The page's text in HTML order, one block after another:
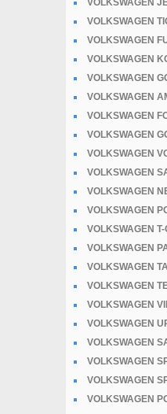
VOLKSWAGEN
VOLKSWAGEN
VOLKSWAGEN
VOLKSWAGEN
VOLKSWAGEN
VOLKSWAGEN
VOLKSWAGEN
VOLKSWAGEN
VOLKSWAGEN
VOLKSWAGEN
VOLKSWAGEN
VOLKSWAGEN
VOLKSWAGEN
VOLKSWAGEN
VOLKSWAGEN
VOLKSWAGEN
VOLKSWAGEN
VOLKSWAGEN
VOLKSWAGEN
VOLKSWAGEN
VOLKSWAGEN
VOLKSWAGEN